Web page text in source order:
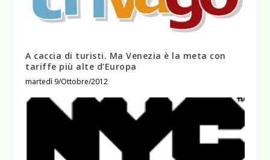
A caccia di turisti. Ma Venezia è la meta con
tariffe più alte d’Europa
martedì 9/Ottobre/2012